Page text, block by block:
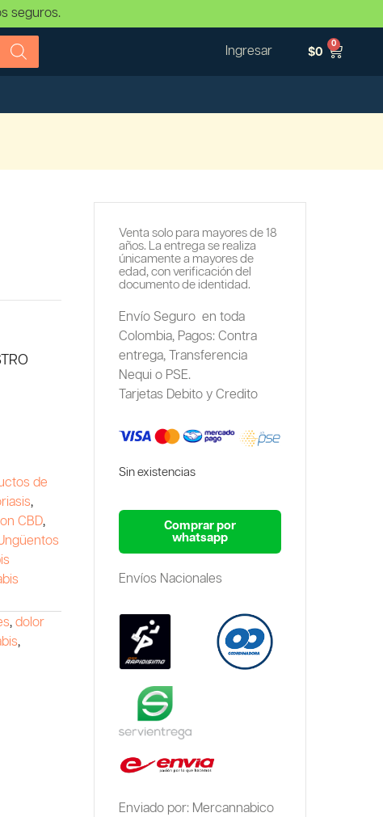
seguros.
Ingresar $0
0
de
,
CBD,
,dolor
,
Venta solo para mayores de 18
años. La entrega se realiza
únicamente a mayores de
edad, con verificación del
documento de identidad.
Envío Seguro en toda
Colombia, Pagos: Contra
entrega,
Transferencia
Nequi o PSE.
Tarjetas Debito y Credito
Sin existencias
Comprar por
whatsapp
Envíos Nacionales
Enviado por: Mercannabico